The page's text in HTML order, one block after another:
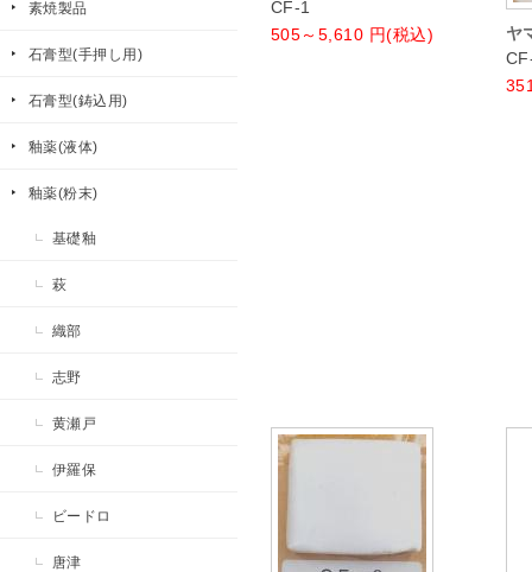
素焼製品
石膏型(手押し用)
石膏型(鋳込用)
釉薬(液体)
釉薬(粉末)
基礎釉
萩
織部
志野
黄瀬戸
伊羅保
ビードロ
唐津
CF-1
505～5,610 円(税込) ヤ